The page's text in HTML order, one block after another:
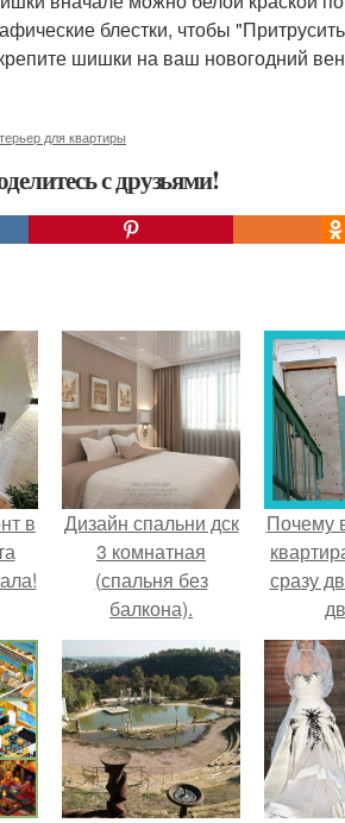
блестки, чтобы
шишки на ваш новогодний
для квартиры
с друзьями!
в
Дизайн спальни дск
3 комнатная
(спальня без
балкона).
Почему
сразу